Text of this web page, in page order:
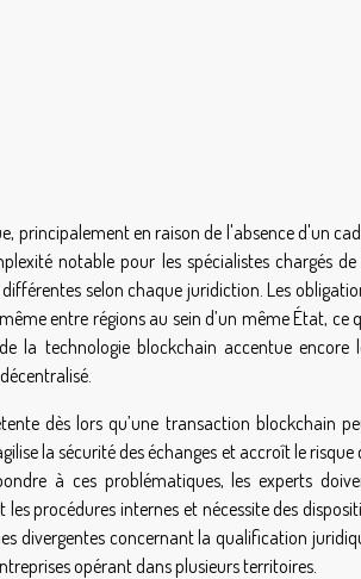
principalement en raison de l'absence d'un
notable pour les spécialistes chargés de
selon chaque juridiction. Les
entre régions au sein d’un même État, ce
la technologie blockchain accentue encore
dès lors qu’une transaction blockchain
la sécurité des échanges et accroît le risque
à ces problématiques, les experts
procédures internes et nécessite des
divergentes concernant la qualification
opérant dans plusieurs territoires.